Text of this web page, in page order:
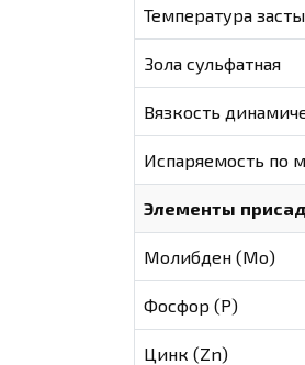
Температура
Зола сульфатная
Вязкость
Испаряемость по
Элементы
Молибден (Мо)
Фосфор (Р)
Цинк (Zn)